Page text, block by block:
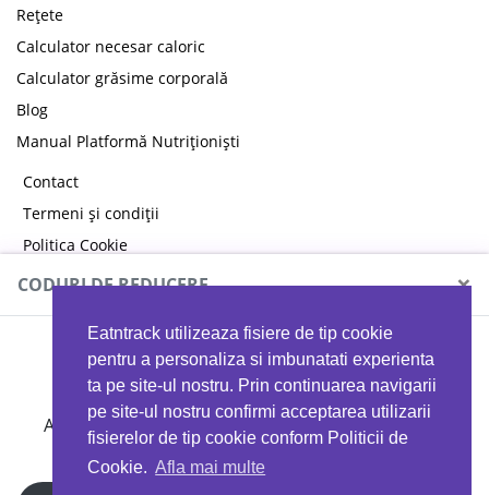
Eatntrack utilizeaza fisiere de tip cookie
pentru a personaliza si imbunatati experienta
ta pe site-ul nostru. Prin continuarea navigarii
pe site-ul nostru confirmi acceptarea utilizarii
fisierelor de tip cookie conform Politicii de
Cookie. Afla mai multe
Rețete
Calculator necesar caloric
Calculator grăsime corporală
Blog
Manual Platformă Nutriționiști
Contact
Termeni și condiții
Politica Cookie
Politica de confidențialitate
CODURI DE REDUCERE ×
MYPROTEIN
Ai 40%reducere la orice comandă folosind codul
EATTRACK